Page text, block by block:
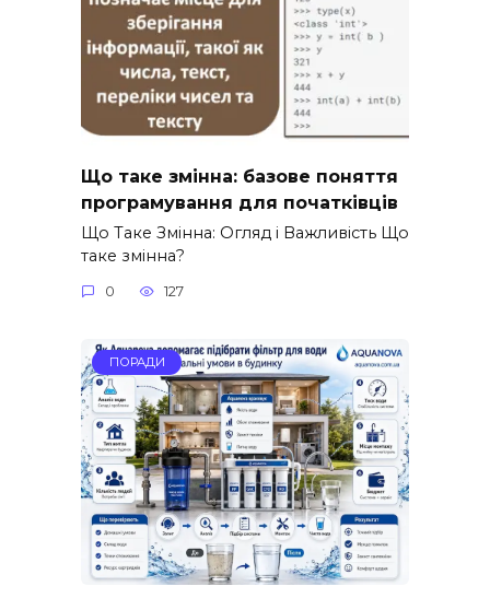
Що таке змінна: базове поняття
програмування для початківців
Що Таке Змінна: Огляд і Важливість Що
таке змінна?
0 127
ПОРАДИ